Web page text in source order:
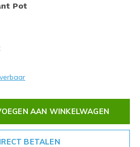
Pot
AAN WINKELWAGEN
BETALEN